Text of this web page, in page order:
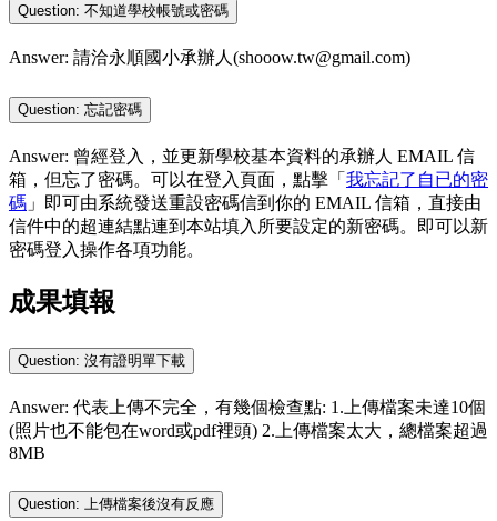
Question: 不知道學校帳號或密碼
Answer: 請洽永順國小承辦人(shooow.tw@gmail.com)
Question: 忘記密碼
Answer: 曾經登入，並更新學校基本資料的承辦人 EMAIL 信
箱，但忘了密碼。可以在登入頁面，點擊「 我忘記了自已的密
碼 」即可由系統發送重設密碼信到你的 EMAIL 信箱，直接由
信件中的超連結點連到本站填入所要設定的新密碼。即可以新
密碼登入操作各項功能。
成果填報
Question: 沒有證明單下載
Answer: 代表上傳不完全，有幾個檢查點: 1.上傳檔案未達10個
(照片也不能包在word或pdf裡頭) 2.上傳檔案太大，總檔案超過
8MB
Question: 上傳檔案後沒有反應